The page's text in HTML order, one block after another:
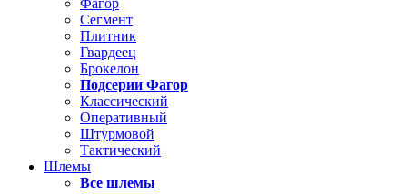
Фагор
Сегмент
Плитник
Гвардеец
Брокелон
Подсерии Фагор
Классический
Оперативный
Штурмовой
Тактический
Шлемы
Все шлемы